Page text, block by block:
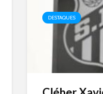
DESTAQUES